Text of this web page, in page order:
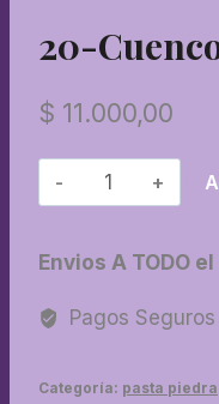
20-
$ 11.000,00
20-
Cuenco
chico
cantidad
Envios A TODO
Pagos Seguros
Categoría: pasta piedra